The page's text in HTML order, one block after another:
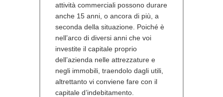
attività commerciali possono durare
anche 15 anni, o ancora di più, a
seconda della situazione. Poiché è
nell’arco di diversi anni che voi
investite il capitale proprio
dell’azienda nelle attrezzature e
negli immobili, traendolo dagli utili,
altrettanto vi conviene fare con il
capitale d’indebitamento.